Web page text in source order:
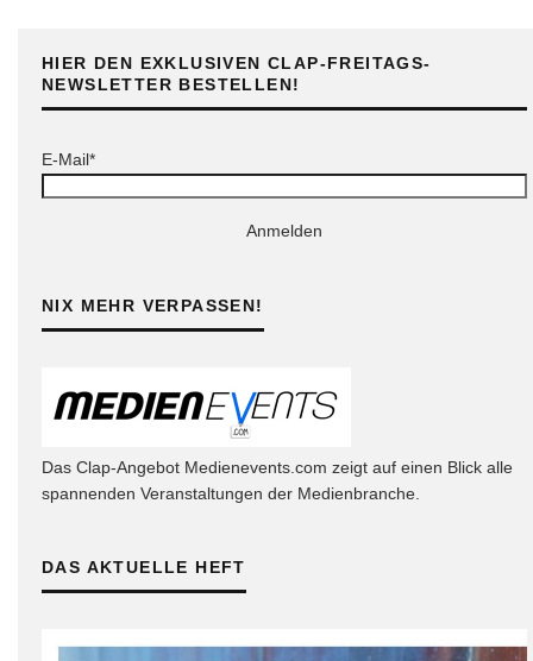
HIER DEN EXKLUSIVEN CLAP-FREITAGS-
NEWSLETTER BESTELLEN!
E-Mail*
Anmelden
NIX MEHR VERPASSEN!
Das Clap-Angebot Medienevents.com zeigt auf einen Blick alle
spannenden Veranstaltungen der Medienbranche.
DAS AKTUELLE HEFT